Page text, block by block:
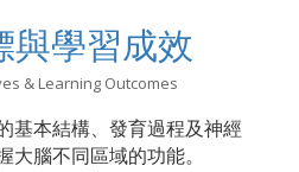
與學習成效
& Learning Outcomes
基本結構、發育過程及神經
大腦不同區域的功能。